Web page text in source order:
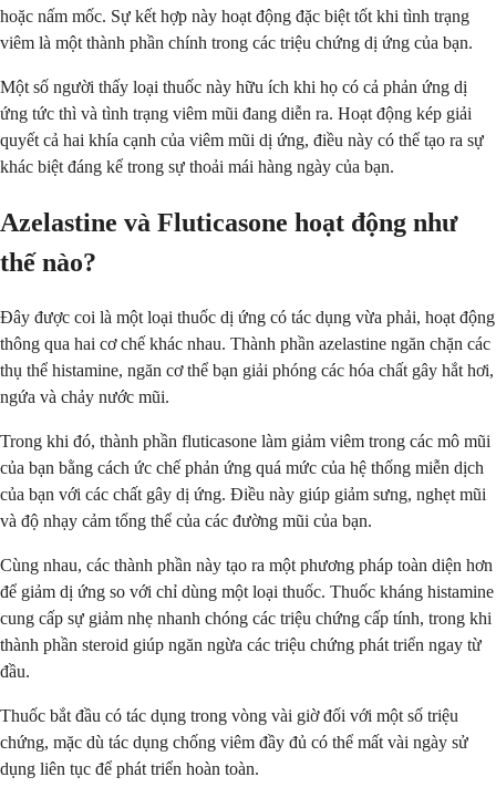
hoặc nấm mốc. Sự kết hợp này hoạt động đặc biệt tốt khi tình trạng
viêm là một thành phần chính trong các triệu chứng dị ứng của bạn.
Một số người thấy loại thuốc này hữu ích khi họ có cả phản ứng dị
ứng tức thì và tình trạng viêm mũi đang diễn ra. Hoạt động kép giải
quyết cả hai khía cạnh của viêm mũi dị ứng, điều này có thể tạo ra sự
khác biệt đáng kể trong sự thoải mái hàng ngày của bạn.
Azelastine và Fluticasone hoạt động như
thế nào?
Đây được coi là một loại thuốc dị ứng có tác dụng vừa phải, hoạt động
thông qua hai cơ chế khác nhau. Thành phần azelastine ngăn chặn các
thụ thể histamine, ngăn cơ thể bạn giải phóng các hóa chất gây hắt hơi,
ngứa và chảy nước mũi.
Trong khi đó, thành phần fluticasone làm giảm viêm trong các mô mũi
của bạn bằng cách ức chế phản ứng quá mức của hệ thống miễn dịch
của bạn với các chất gây dị ứng. Điều này giúp giảm sưng, nghẹt mũi
và độ nhạy cảm tổng thể của các đường mũi của bạn.
Cùng nhau, các thành phần này tạo ra một phương pháp toàn diện hơn
để giảm dị ứng so với chỉ dùng một loại thuốc. Thuốc kháng histamine
cung cấp sự giảm nhẹ nhanh chóng các triệu chứng cấp tính, trong khi
thành phần steroid giúp ngăn ngừa các triệu chứng phát triển ngay từ
đầu.
Thuốc bắt đầu có tác dụng trong vòng vài giờ đối với một số triệu
chứng, mặc dù tác dụng chống viêm đầy đủ có thể mất vài ngày sử
dụng liên tục để phát triển hoàn toàn.